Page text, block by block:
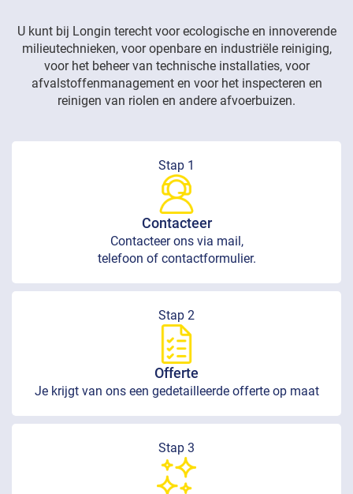
U kunt bij Longin terecht voor ecologische en innoverende
milieutechnieken, voor openbare en industriële reiniging,
voor het beheer van technische installaties, voor
afvalstoffenmanagement en voor het inspecteren en
reinigen van riolen en andere afvoerbuizen.
Stap 1
Contacteer
Contacteer ons via mail,
telefoon of contactformulier.
Stap 2
Offerte
Je krijgt van ons een gedetailleerde offerte op maat
Stap 3